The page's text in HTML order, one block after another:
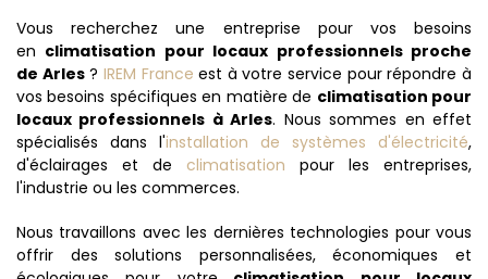
Vous recherchez une entreprise pour vos besoins
en climatisation pour locaux professionnels proche
de Arles? IREM France est à votre service pour répondre à
vos besoins spécifiques en matière de climatisation pour
locaux professionnels à Arles. Nous sommes en effet
spécialisés dans l'installation de systèmes d'électricité,
d'éclairages et de climatisation pour les entreprises,
l'industrie ou les commerces.
Nous travaillons avec les dernières technologies pour vous
offrir des solutions personnalisées, économiques et